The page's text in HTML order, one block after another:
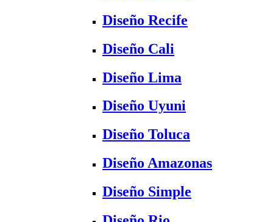
Diseño Recife
Diseño Cali
Diseño Lima
Diseño Uyuni
Diseño Toluca
Diseño Amazonas
Diseño Simple